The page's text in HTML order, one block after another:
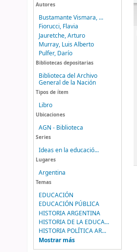
Autores
Bustamante Vismara, ...
Fiorucci, Flavia
Jauretche, Arturo
Murray, Luis Alberto
Pulfer, Darío
Bibliotecas depositarias
Biblioteca del Archivo
General de la Nación
Tipos de ítem
Libro
Ubicaciones
AGN - Biblioteca
Series
Ideas en la educació...
Lugares
Argentina
Temas
EDUCACIÓN
EDUCACIÓN PÚBLICA
HISTORIA ARGENTINA
HISTORIA DE LA EDUCA...
HISTORIA POLÍTICA AR...
Mostrar más